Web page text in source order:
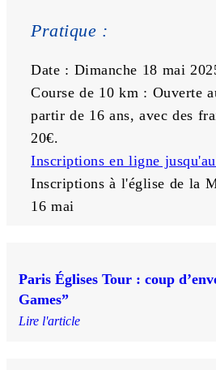
Pratique :
Date : Dimanche 18 mai
Course de 10 km : Ouverte
partir de 16 ans, avec des
20€.
Inscriptions en ligne
Inscriptions à l'église de la
16 mai
Paris Églises Tour : coup
Games”
Lire l'article